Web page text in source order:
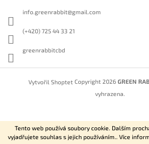
Tento web používá soubory cookie. Dalším
vyjadřujete souhlas s jejich používáním.. Více
info.greenrabbit@gmail.com
(+420) 725 44 33 21
greenrabbitcbd
Vytvořil Shoptet Copyright 2026 GREEN
vyhrazena.